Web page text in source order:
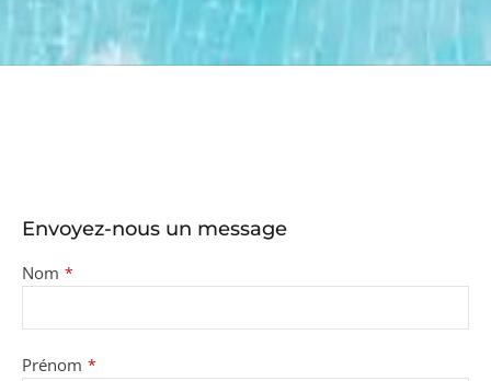
Envoyez-nous un message
Nom *
Prénom *